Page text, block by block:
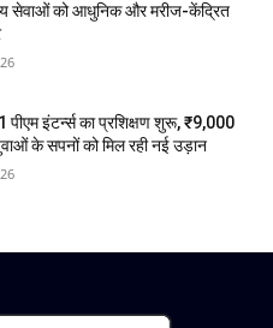
सेवाओं को आधुनिक और मरीज-केंद्रित
पीएम इंटर्न्स का प्रशिक्षण शुरू, ₹9,000
के सपनों को मिल रही नई उड़ान